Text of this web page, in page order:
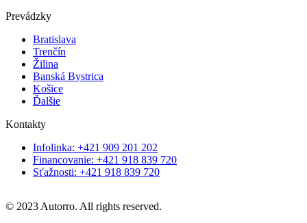
Prevádzky
Bratislava
Trenčín
Žilina
Banská Bystrica
Košice
Ďalšie
Kontakty
Infolinka: +421 909 201 202
Financovanie: +421 918 839 720
Sťažnosti: +421 918 839 720
© 2023 Autorro. All rights reserved.